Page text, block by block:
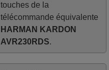
touches de la
télécommande équivalente
HARMAN KARDON
AVR230RDS.